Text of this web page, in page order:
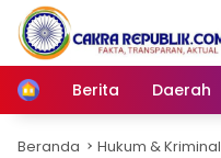
Langsung
konten
Home
Berita Daerah
Beranda Hukum & Kriminal